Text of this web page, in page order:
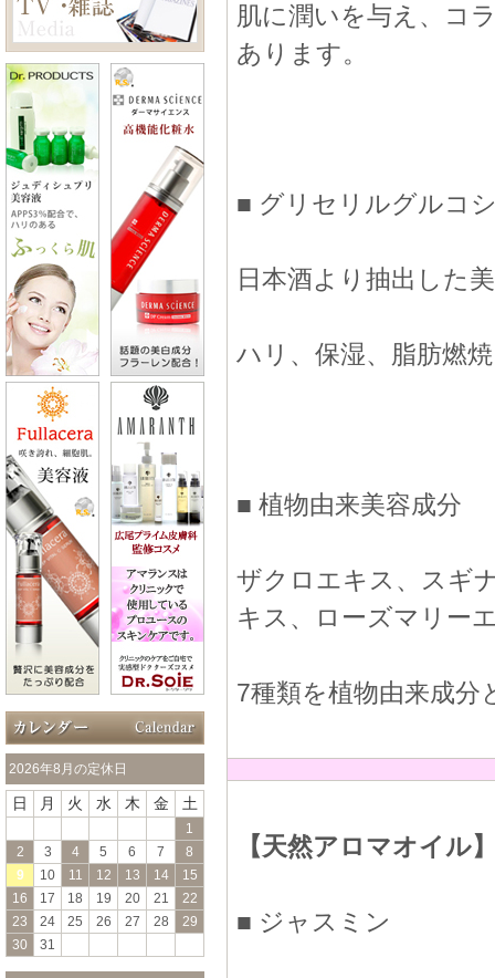
2026年8月の定休日
日 月 火 水 木 金 土
1
2
3 4 5 6 7
8
9
10 11 12 13 14
15
16
17 18 19 20 21
22
23
24 25 26 27 28
29
30
31
肌に潤いを与え、コ
あります。
■ グリセリルグルコ
日本酒より抽出した
ハリ、保湿、脂肪燃
■ 植物由来美容成分
ザクロエキス、スギ
キス、ローズマリー
7種類を植物由来成分
【天然アロマオイル
■ ジャスミン